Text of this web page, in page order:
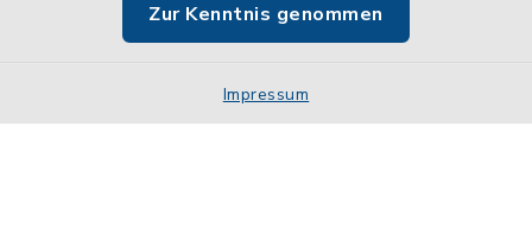
Zur Kenntnis genommen
Impressum
Impressum
Sitemap